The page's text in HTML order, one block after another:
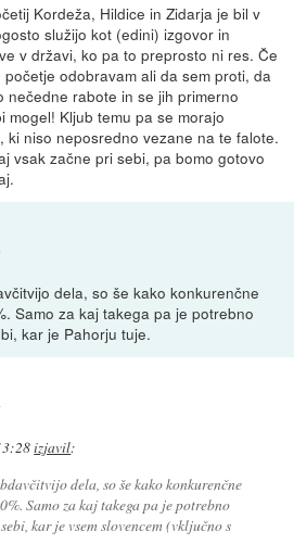
Kordeža, Hildice in Zidarja je bil v
služijo kot (edini) izgovor in
v državi, ko pa to preprosto ni res. Če
odobravam ali da sem proti, da
nečedne rabote in se jih primerno
mogel! Kljub temu pa se morajo
ki niso neposredno vezane na te falote.
vsak začne pri sebi, pa bomo gotovo
dela, so še kako konkurenčne
Samo za kaj takega pa je potrebno
kar je Pahorju tuje.
izjavil:
dela, so še kako konkurenčne
Samo za kaj takega pa je potrebno
kar je vsem slovencem (vključno s